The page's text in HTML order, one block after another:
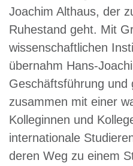
Joachim Althaus, der
Ruhestand geht. Mit
wissenschaftlichen
übernahm Hans-
Geschäftsführung und
zusammen mit einer
Kolleginnen und
internationale
deren Weg zu einem